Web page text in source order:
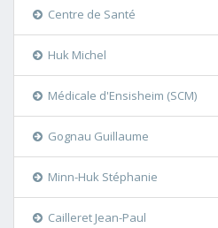
Centre de Santé
Huk Michel
Médicale d'Ensisheim (SCM)
Gognau Guillaume
Minn-Huk Stéphanie
Cailleret Jean-Paul